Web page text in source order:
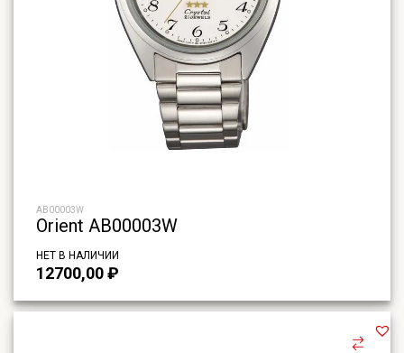
AB00003W
Orient AB00003W
НЕТ В НАЛИЧИИ
12700,00₽